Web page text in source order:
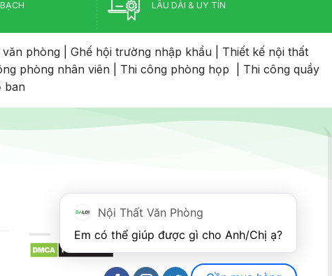
LÂU DÀI & UY TÍN
văn phòng Ghế hội trường nhập khẩu
Thiết kế nội thất
phòng nhân viên Thi công phòng họp
Thi công quầy
ban
Nội Thất Văn Phòng